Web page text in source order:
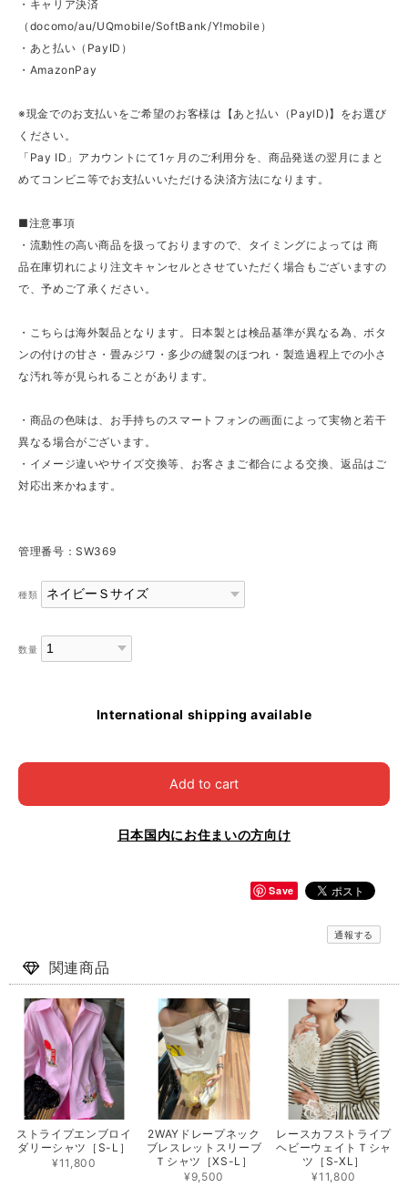
・キャリア決済
（docomo/au/UQmobile/SoftBank/Y!mobile）
・あと払い（PayID）
・AmazonPay
※現金でのお支払いをご希望のお客様は【あと払い（PayID)】をお選び
ください。
「Pay ID」アカウントにて1ヶ月のご利用分を、商品発送の翌月にまと
めてコンビニ等でお支払いいただける決済方法になります。
■注意事項
・流動性の高い商品を扱っておりますので、タイミングによっては 商
品在庫切れにより注文キャンセルとさせていただく場合もございますの
で、予めご了承ください。
・こちらは海外製品となります。日本製とは検品基準が異なる為、ボタ
ンの付けの甘さ・畳みジワ・多少の縫製のほつれ・製造過程上での小さ
な汚れ等が見られることがあります。
・商品の色味は、お手持ちのスマートフォンの画面によって実物と若干
異なる場合がございます。
・イメージ違いやサイズ交換等、お客さまご都合による交換、返品はご
対応出来かねます。
管理番号：SW369
種類
数量
International shipping available
Add to cart
日本国内にお住まいの方向け
Save
通報する
関連商品
ストライプエンブロイ
ダリーシャツ［S-L］
¥11,800
2WAYドレープネック
ブレスレットスリーブ
Ｔシャツ［XS-L］
¥9,500
レースカフストライプ
ヘビーウェイトＴシャ
ツ［S-XL］
¥11,800